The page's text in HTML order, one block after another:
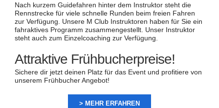
Nach kurzem Guidefahren hinter dem Instruktor steht die
Rennstrecke für viele schnelle Runden beim freien Fahren
zur Verfügung. Unsere M Club Instruktoren haben für Sie ein
fahraktives Programm zusammengestellt. Unser Instruktor
steht auch zum Einzelcoaching zur Verfügung.
Attraktive Frühbucherpreise!
Sichere dir jetzt deinen Platz für das Event und profitiere von
unserem Frühbucher Angebot!
> MEHR ERFAHREN